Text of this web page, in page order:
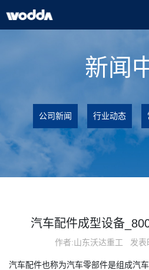
新闻
公司新闻 行业动态
汽车配件成型设备
作者:山东沃达重工 发
汽车配件也称为汽车零部件是组成汽